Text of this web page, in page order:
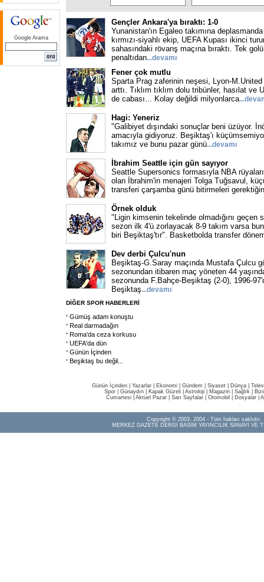
Google Arama
Gençler Ankara'ya bıraktı: 1-0
Yunanistan'ın Egaleo takımına
kırmızı-siyahlı ekip, UEFA Kupası ikinci
sahasındaki rövanş maçına bıraktı. Tek
penaltıdan...devamı
Fener çok mutlu
Sparta Prag zaferinin neşesi, Lyon-
arttı. Tıklım tıklım dolu tribünler, hasılat ve
de cabası... Kolay değildi milyonlarca
Hagi: Yeneriz
"Galibiyet dışındaki sonuçlar beni üzüyor.
amacıyla gidiyoruz. Beşiktaş'ı
takımız ve bunu pazar günü...devamı
İbrahim Seattle için gün sayıyor
Seattle Supersonics formasıyla NBA
olan İbrahim'in menajeri Tolga Tuğsavul,
transferi çarşamba günü bitirmeleri
Örnek olduk
"Ligin kimsenin tekelinde olmadığını geçen
sezon ilk 4'ü zorlayacak 8-9 takım varsa
biri Beşiktaş'tır". Basketbolda transfer
Dev derbi Çulcu'nun
Beşiktaş-G.Saray maçında Mustafa Çulcu
sezonundan itibaren maç yöneten 44
sezonunda F.Bahçe-Beşiktaş (2-0), 1996-
Beşiktaş...devamı
DİĞER SPOR HABERLERİ
Gümüş adam konuştu
Real darmadağın
Roma'da ceza korkusu
UEFA'da dün
Günün İçinden
Beşiktaş bu değil...
Günün İçinden Yazarlar Ekonomi Gündem Siyaset Dünya |
Spor
Günaydın Kapak Güzeli Astroloji Magazin Sağlık
Cumartesi| Aktüel Pazar| Sarı Sayfalar| Otomobil Dosyalar|
Copyright © 2003, 2004 - Tüm hakları saklıdır.
MERKEZ GAZETE DERGİ BASIM YAYINCILIK SANAYİ VE